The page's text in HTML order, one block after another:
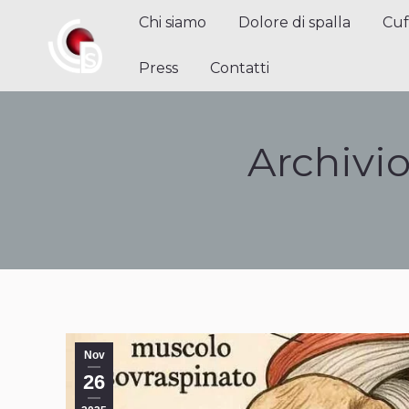
Chi siamo Dolore di spalla
Press Contatti
Nov
26
Chi siamo Dolore di spalla